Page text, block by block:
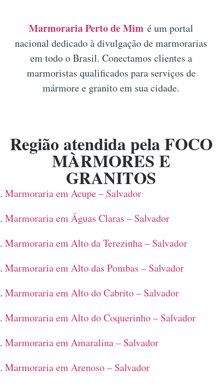
Marmoraria Perto de Mim é um portal
nacional dedicado à divulgação de marmorarias
em todo o Brasil. Conectamos clientes a
marmoristas qualificados para serviços de
mármore e granito em sua cidade.
Região atendida pela FOCO
MÀRMORES E
GRANITOS
Marmoraria em Acupe – Salvador
Marmoraria em Águas Claras – Salvador
Marmoraria em Alto da Terezinha – Salvador
Marmoraria em Alto das Pombas – Salvador
Marmoraria em Alto do Cabrito – Salvador
Marmoraria em Alto do Coquerinho – Salvador
Marmoraria em Amaralina – Salvador
Marmoraria em Arenoso – Salvador